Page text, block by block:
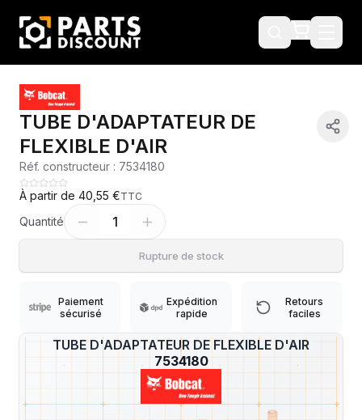
?
TUBE D'ADAPTATEUR DE FLEXIBLE D'AIR
7534180
TUBE D'ADAPTATEUR DE
FLEXIBLE D'AIR
Réf. constructeur : 7534180
À partir de 40,55 €TTC
Quantité 1
Rupture de stock
Paiement
sécurisé
Expédition
rapide
Retours
faciles
Machines compatibles